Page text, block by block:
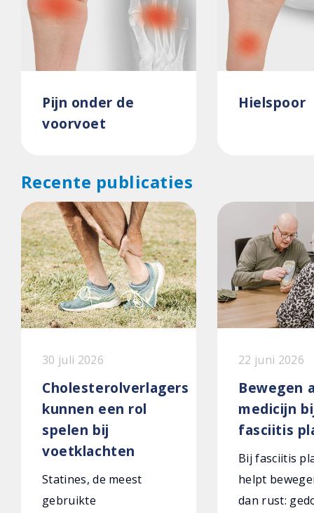
Pijn onder de
voorvoet
Hielspoor
Recente publicaties
30 juli 2026
Cholesterolverlagers
kunnen een rol
spelen bij
voetklachten
Statines, de meest
gebruikte
22 juni 2026
Bewegen
medicijn
fasciitis
Bij fasciitis
helpt
dan rust: